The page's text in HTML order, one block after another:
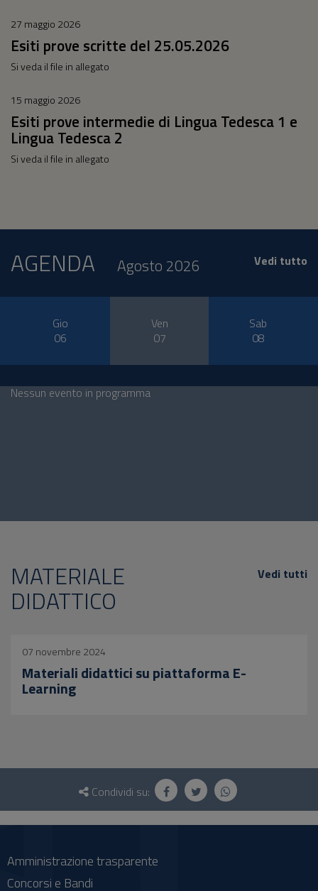
27 maggio 2026
Esiti prove scritte del 25.05.2026
Si veda il file in allegato
15 maggio 2026
Esiti prove intermedie di Lingua Tedesca 1 e
Lingua Tedesca 2
Si veda il file in allegato
AGENDA Agosto 2026 Vedi tutto
Gio
06
Ven
07
Sab
08
Nessun evento in programma
MATERIALE
DIDATTICO
Vedi tutti
07 novembre 2024
Materiali didattici su piattaforma E-
Learning
Questionario
social
Condividi su:
Amministrazione trasparente
Concorsi e Bandi